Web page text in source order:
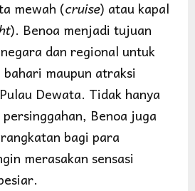
mewah (cruise) atau kapal
). Benoa menjadi tujuan
dan regional untuk
maupun atraksi
Dewata. Tidak hanya
Benoa juga
bagi para
merasakan sensasi